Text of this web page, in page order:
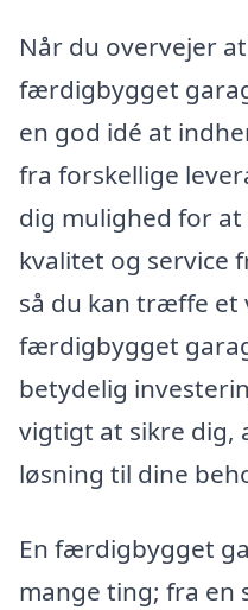
Når du overvejer
færdigbygget
en god idé at
fra forskellige
dig mulighed for at
kvalitet og service
så du kan træffe et
færdigbygget
betydelig
vigtigt at sikre dig,
løsning til dine
En færdigbygget
mange ting; fra en